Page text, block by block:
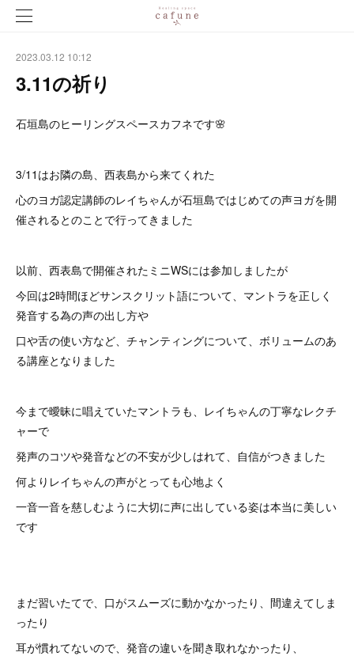
2023.03.12 10:12
3.11の祈り
石垣島のヒーリングスペースカフネです🌸
3/11はお隣の島、西表島から来てくれた
心のヨガ認定講師のレイちゃんが石垣島ではじめての声ヨガを開
催されるとのことで行ってきました
以前、西表島で開催されたミニWSには参加しましたが
今回は2時間ほどサンスクリット語について、マントラを正しく
発音する為の声の出し方や
口や舌の使い方など、チャンティングについて、ボリュームのあ
る講座となりました
今まで曖昧に唱えていたマントラも、レイちゃんの丁寧なレクチ
ャーで
発声のコツや発音などの不安が少しはれて、自信がつきました
何よりレイちゃんの声がとっても心地よく
一音一音を慈しむように大切に声に出している姿は本当に美しい
です
まだ習いたてで、口がスムーズに動かなかったり、間違えてしま
ったり
耳が慣れてないので、発音の違いを聞き取れなかったり、